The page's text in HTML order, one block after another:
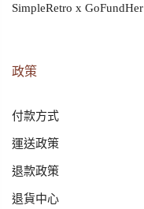
SimpleRetro x GoFundHer
政策
付款方式
運送政策
退款政策
退貨中心